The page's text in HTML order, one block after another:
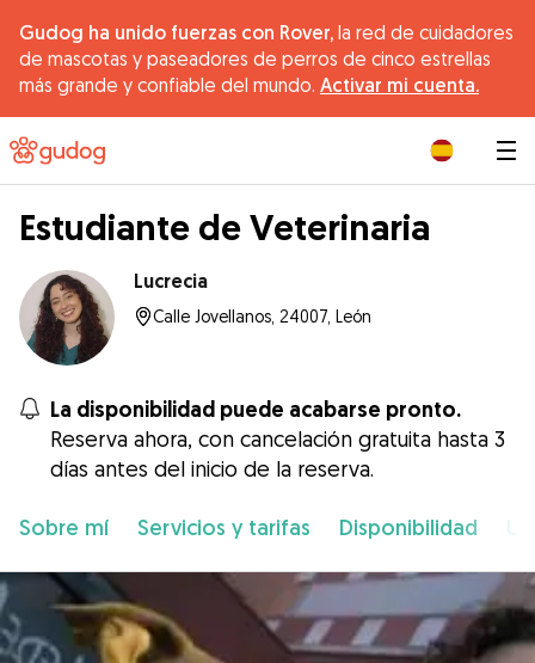
Gudog ha unido fuerzas con Rover, la red de cuidadores
de mascotas y paseadores de perros de cinco estrellas
más grande y confiable del mundo. Activar mi cuenta.
Estudiante de Veterinaria
Lucrecia
Calle Jovellanos, 24007, León
La disponibilidad puede acabarse pronto.
Reserva ahora, con cancelación gratuita hasta 3
días antes del inicio de la reserva.
Sobre mí Servicios y tarifas Disponibilidad